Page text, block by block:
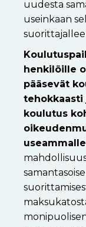
uudesta
useinkaan
henkilöille
pääsevät
tehokkaasti
koulutus